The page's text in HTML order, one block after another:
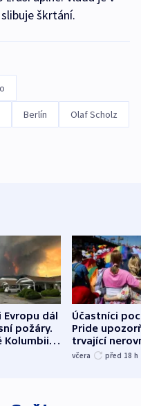
škrtání.
Berlín Olaf Scholz
Evropu dál
požáry.
Kolumbii
tisíce lidí
Účastníci
Pride
trvající
včera před 18 h